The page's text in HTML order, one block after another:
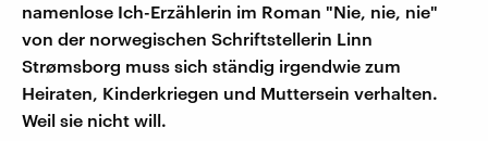
namenlose Ich-Erzählerin im Roman "Nie, nie, nie"
von der norwegischen Schriftstellerin Linn
Strømsborg muss sich ständig irgendwie zum
Heiraten, Kinderkriegen und Muttersein verhalten.
Weil sie nicht will.